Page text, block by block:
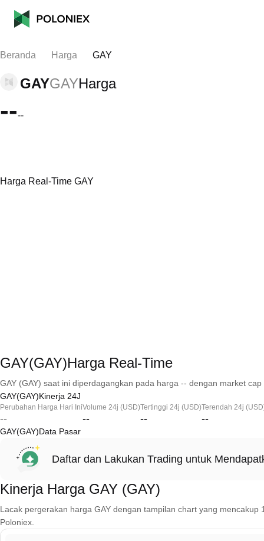
Beranda Harga GAY
GAYGAYHarga
----
Harga Real-Time GAY
GAY(GAY)Harga Real-Time
GAY (GAY) saat ini diperdagangkan pada harga -- dengan market
GAY(GAY)Kinerja 24J
Perubahan Harga Hari Ini
--
Volume 24j (USD)
--
Tertinggi 24j (USD)
--
Terendah 24j
--
GAY(GAY)Data Pasar
Daftar dan Lakukan Trading untuk
Kinerja Harga GAY (GAY)
Lacak pergerakan harga GAY dengan tampilan chart yang
Poloniex.